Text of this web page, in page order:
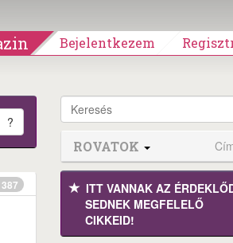
Bejelentkezem
?
387
ROVATOK
ITT VANNAK AZ
SEDNEK MEGFE­LELŐ
CIKKEID!